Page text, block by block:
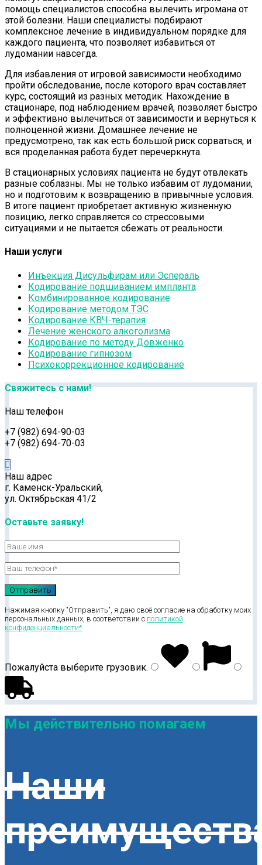
помощь специалистов способна вылечить игромана от
этой болезни. Наши специалисты подбирают
комплексное лечение в индивидуальном порядке для
каждого пациента, что позволяет избавиться от
лудомании навсегда.
Для избавления от игровой зависимости необходимо
пройти обследование, после которого врач составляет
курс, состоящий из разных методик. Нахождение в
стационаре, под наблюдением врачей, позволяет быстро
и эффективно вылечиться от зависимости и вернуться к
полноценной жизни. Домашнее лечение не
предусмотрено, так как есть большой риск сорваться, и
вся проделанная работа будет перечеркнута.
В стационарных условиях пациента не будут отвлекать
разные соблазны. Мы не только избавим от лудомании,
но и подготовим к возвращению в привычные условия.
В итоге пациент приобретает активную жизненную
позицию, легко справляется со стрессовыми
ситуациями и не пытается сбежать от реальности.
Наши услуги
Инъекция Дисульфирам или Эспераль
Кодирование подшиванием импланта
Комбинированное кодирование
Кодирование методом ТЭС
Кодирование КВЧ-терапия
Лечение женского алкоголизма
Кодирование по методу Довженко
Кодирование гипнозом
Психокоррекционное кодирование
Свяжитесь с нами!
Наш телефон
+7 (982) 694-90-03
+7 (982) 694-70-03
Наш адрес
г. Каменск-Уральский,
ул. Октябрьская 41/2
Оставьте заявку!
Нажимая кнопку "Отправить", я даю своё согласие на обработку моих
персональных данных, в соответствии с политикой
конфиденциальности*
Пожалуйста выберите грузовик.
Мы действительно помагаем
Наши